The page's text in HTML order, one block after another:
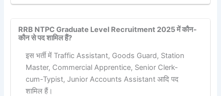
RRB NTPC Graduate Level Recruitment 2025 में कौन-
कौन से पद शामिल हैं?
इस भर्ती में Traffic Assistant, Goods Guard, Station
Master, Commercial Apprentice, Senior Clerk-
cum-Typist, Junior Accounts Assistant आदि पद
शामिल हैं।